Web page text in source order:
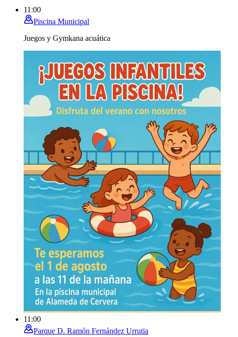
11:00
Piscina Municipal
Juegos y Gymkana acuática
11:00
Parque D. Ramón Fernández Urrutia